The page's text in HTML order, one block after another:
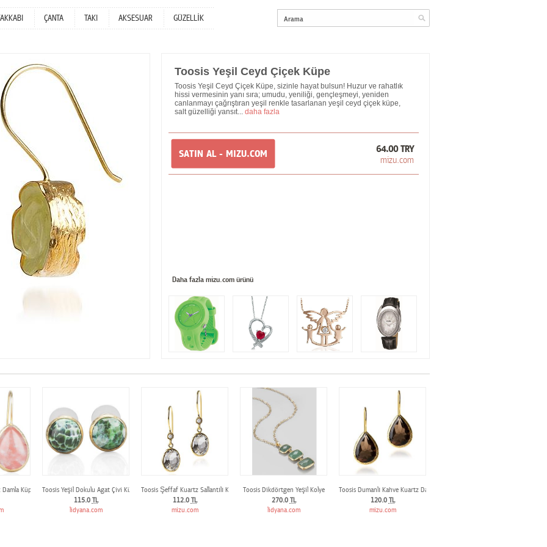
ÇANTA TAKI AKSESUAR GÜZELLİK
Toosis Yeşil Ceyd Çiçek Küpe
Toosis Yeşil Ceyd Çiçek Küpe, sizinle hayat bulsun! Huzur ve rahatlık
hissi vermesinin yanı sıra; umudu, yeniliği, gençleşmeyi, yeniden
canlanmayı çağrıştıran yeşil renkle tasarlanan yeşil ceyd çiçek küpe,
salt güzelliği yansıt... daha fazla
SATIN AL - MIZU.COM 64.00 TRY
mizu.com
Daha fazla mizu.com ürünü
Küpe
Toosis Yeşil Dokulu Agat Çivi Küpe
115.0 TL
lidyana.com
Toosis Şeffaf Kuartz Sallantılı Küpe
112.0 TL
mizu.com
Toosis Dikdörtgen Yeşil Kolye
270.0 TL
lidyana.com
Toosis Dumanlı Kahve Kuartz Damla Küpe
120.0 TL
mizu.com